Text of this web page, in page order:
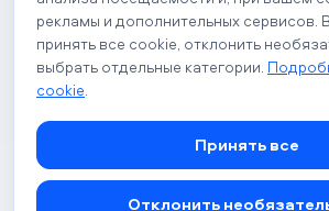
220024, Республика
Минск, ул.
к.311А;
375 (29) 141-
© 2026
«Talk»
права защищены.
рекламы и дополнительных сервисов.
принять все cookie, отклонить
выбрать отдельные категории.
cookie.
Принять все
Отклонить